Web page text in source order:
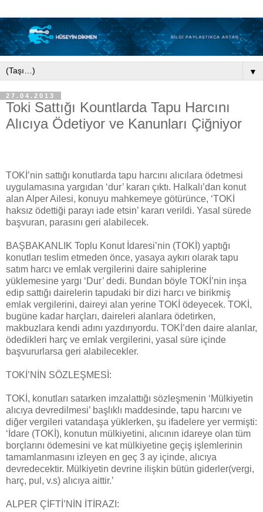
▼
27.04.2013
Toki Sattığı Kountlarda Tapu Harcını
Alıcıya Ödetiyor ve Kanunları Çiğniyor
TOKİ’nin sattığı konutlarda tapu harcını alıcılara ödetmesi
uygulamasına yargıdan ‘dur’ kararı çıktı. Halkalı’dan konut
alan Alper Ailesi, konuyu mahkemeye götürünce, ‘TOKİ
haksız ödettiği parayı iade etsin’ kararı verildi. Yasal sürede
başvuran, parasını geri alabilecek.
BAŞBAKANLIK Toplu Konut İdaresi’nin (TOKİ) yaptığı
konutları teslim etmeden önce, yasaya aykırı olarak tapu
satım harcı ve emlak vergilerini daire sahiplerine
yüklemesine yargı ‘Dur’ dedi. Bundan böyle TOKİ’nin inşa
edip sattığı dairelerin tapudaki bir dizi harcı ve birikmiş
emlak vergilerini, daireyi alan yerine TOKİ ödeyecek. TOKİ,
bugüne kadar harçları, daireleri alanlara ödetirken,
makbuzlara kendi adını yazdırıyordu. TOKİ’den daire alanlar,
ödedikleri harç ve emlak vergilerini, yasal süre içinde
başvururlarsa geri alabilecekler.
TOKİ’NİN SÖZLEŞMESİ:
TOKİ, konutları satarken imzalattığı sözleşmenin ‘Mülkiyetin
alıcıya devredilmesi’ başlıklı maddesinde, tapu harcını ve
diğer vergileri vatandaşa yüklerken, şu ifadelere yer vermişti:
‘İdare (TOKİ), konutun mülkiyetini, alıcının idareye olan tüm
borçlarını ödemesini ve kat mülkiyetine geçiş işlemlerinin
tamamlanmasını izleyen en geç 3 ay içinde, alıcıya
devredecektir. Mülkiyetin devrine ilişkin bütün giderler(vergi,
harç, pul, v.s) alıcıya aittir.’
ALPER ÇİFTİ’NİN İTİRAZI: